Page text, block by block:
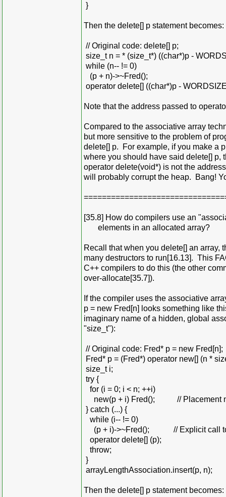
}
Then the delete[] p statement becomes:
// Original code: delete[] p;
size_t n = * (size_t*) ((char*)p -
while (n-- != 0)
(p + n)->~Fred();
operator delete[] ((char*)p -
Note that the address passed to
Compared to the associative array
but more sensitive to the problem of
delete[] p. For example, if you make a
where you should have said delete[] p,
operator delete(void*) is not the
will probably corrupt the heap. Bang!
[35.8] How do compilers use an
elements in an allocated array?
Recall that when you delete[] an array,
many destructors to run[16.13]. This
C++ compilers to do this (the other
over-allocate[35.7]).
If the compiler uses the associative
p = new Fred[n] looks something like
imaginary name of a hidden, global
"size_t"):
// Original code: Fred* p = new Fred[n];
Fred* p = (Fred*) operator new[] (n *
size_t i;
try {
for (i = 0; i < n; ++i)
new(p + i) Fred(); // Placement
} catch (...) {
while (i-- != 0)
(p + i)->~Fred(); // Explicit call to
operator delete[] (p);
throw;
}
arrayLengthAssociation.insert(p, n);
Then the delete[] p statement becomes: